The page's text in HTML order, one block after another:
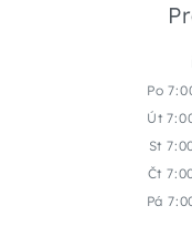
Po
Út
St
Čt
Pá